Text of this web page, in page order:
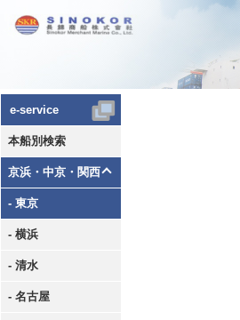
e-service
本船別検索
京浜・中京・関西
- 東京
- 横浜
- 清水
- 名古屋